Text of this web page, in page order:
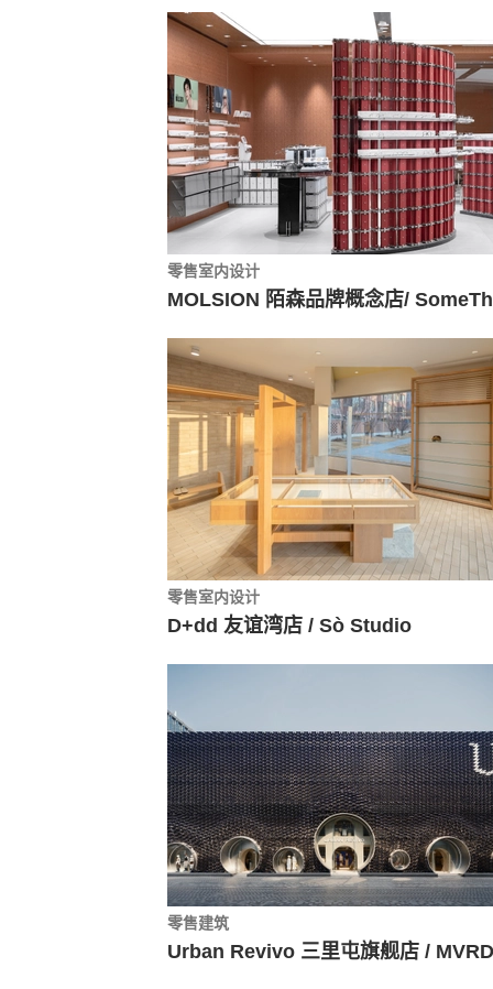
零售室内设计
零售室内设计
D+dd 友谊湾店 / Sò Studio
零售建筑
Urban Revivo 三里屯旗舰店 /